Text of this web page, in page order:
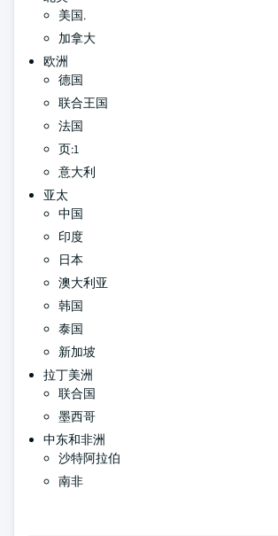
美国.
加拿大
欧洲
德国
联合王国
法国
页:1
意大利
亚太
中国
印度
日本
澳大利亚
韩国
泰国
新加坡
拉丁美洲
联合国
墨西哥
中东和非洲
沙特阿拉伯
南非